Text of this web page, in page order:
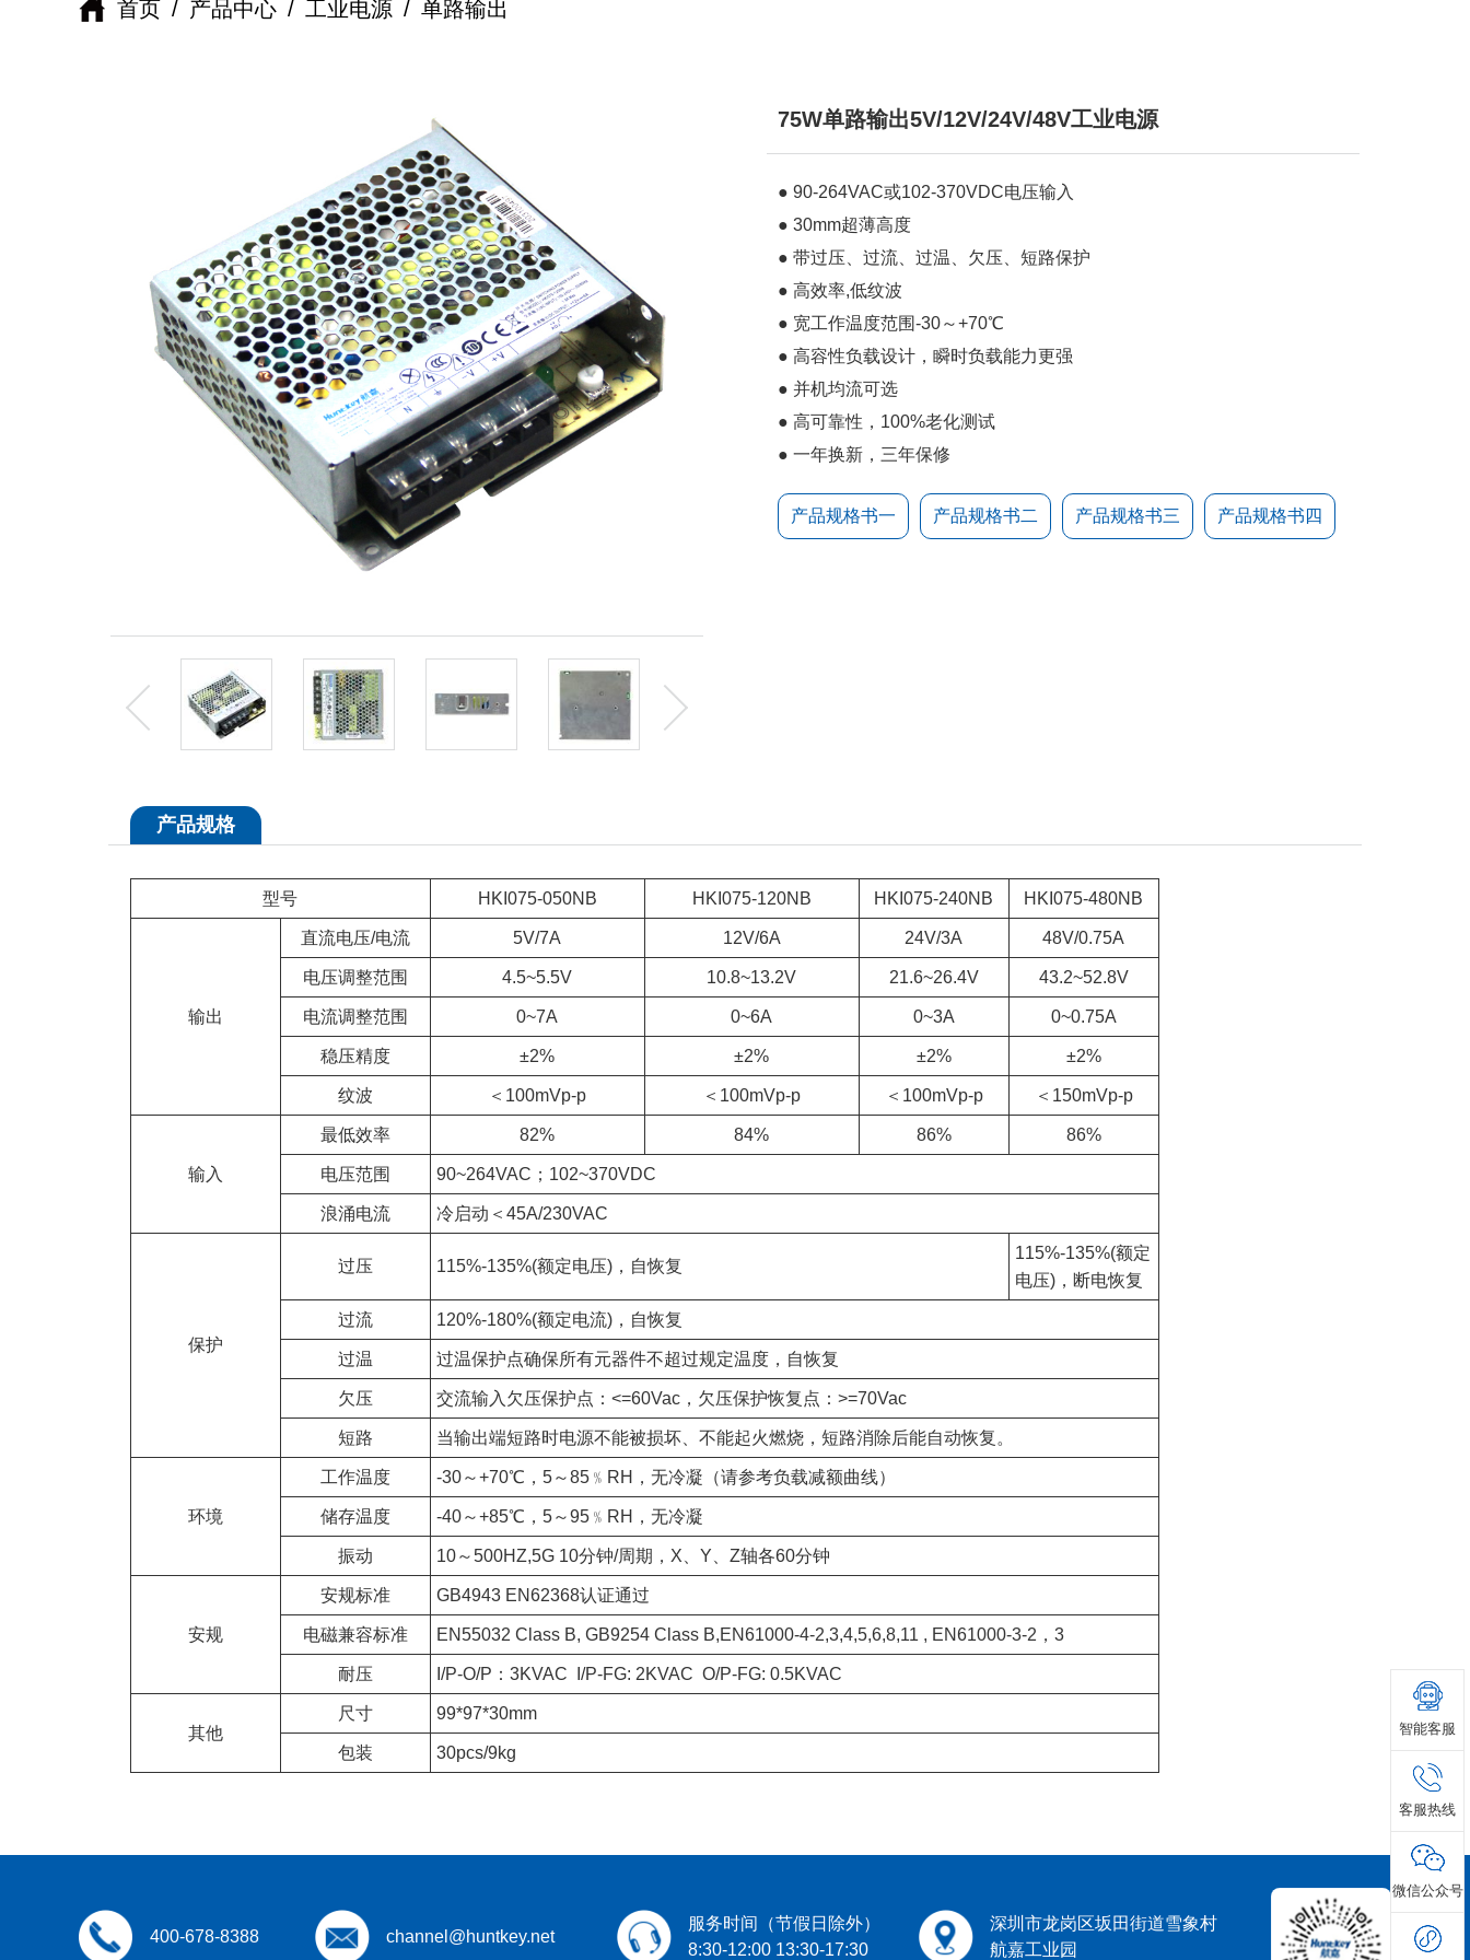
首页 / 产品中心 / 工业电源 / 单路输出
75W单路输出5V/12V/24V/48V工业电源
● 90-264VAC或102-370VDC电压输入
● 30mm超薄高度
● 带过压、过流、过温、欠压、短路保护
● 高效率,低纹波
● 宽工作温度范围-30～+70℃
● 高容性负载设计，瞬时负载能力更强
● 并机均流可选
● 高可靠性，100%老化测试
● 一年换新，三年保修
产品规格书一 产品规格书二 产品规格书三 产品规格书四
产品规格
型号 HKI075-050NB HKI075-120NB HKI075-240NB HKI075-480NB
输出
直流电压/电流 5V/7A 12V/6A 24V/3A 48V/0.75A
电压调整范围 4.5~5.5V 10.8~13.2V 21.6~26.4V 43.2~52.8V
电流调整范围 0~7A 0~6A 0~3A 0~0.75A
稳压精度 ±2% ±2% ±2% ±2%
纹波 ＜100mVp-p ＜100mVp-p ＜100mVp-p ＜150mVp-p
输入
最低效率 82% 84% 86% 86%
电压范围 90~264VAC；102~370VDC
浪涌电流 冷启动＜45A/230VAC
保护
过压 115%-135%(额定电压)，自恢复
115%-135%(额定
电压)，断电恢复
过流 120%-180%(额定电流)，自恢复
过温 过温保护点确保所有元器件不超过规定温度，自恢复
欠压 交流输入欠压保护点：<=60Vac，欠压保护恢复点：>=70Vac
短路 当输出端短路时电源不能被损坏、不能起火燃烧，短路消除后能自动恢复。
环境
工作温度 -30～+70℃，5～85﹪RH，无冷凝（请参考负载减额曲线）
储存温度 -40～+85℃，5～95﹪RH，无冷凝
振动 10～500HZ,5G 10分钟/周期，X、Y、Z轴各60分钟
安规
安规标准 GB4943 EN62368认证通过
电磁兼容标准 EN55032 Class B, GB9254 Class B,EN61000-4-2,3,4,5,6,8,11 , EN61000-3-2，3
耐压 I/P-O/P：3KVAC I/P-FG: 2KVAC O/P-FG: 0.5KVAC
其他
尺寸 99*97*30mm
包装 30pcs/9kg
400-678-8388 channel@huntkey.net
服务时间（节假日除外）
8:30-12:00 13:30-17:30
深圳市龙岗区坂田街道雪象村
航嘉工业园
智能客服
客服热线
微信公众号